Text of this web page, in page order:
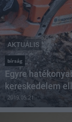
AKTUÁLIS
bírság
Egyre
kereskedelem
2019.05.21